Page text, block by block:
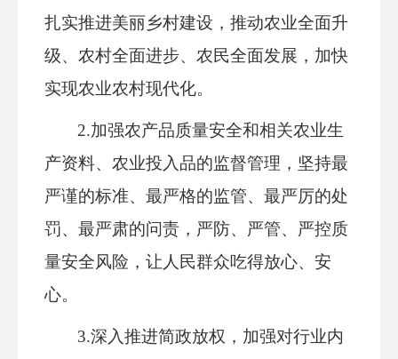
扎实推进美丽乡村建设，推动农业全面升
级、农村全面进步、农民全面发展，加快
实现农业农村现代化。
2.加强农产品质量安全和相关农业生
产资料、农业投入品的监督管理，坚持最
严谨的标准、最严格的监管、最严厉的处
罚、最严肃的问责，严防、严管、严控质
量安全风险，让人民群众吃得放心、安
心。
3.深入推进简政放权，加强对行业内